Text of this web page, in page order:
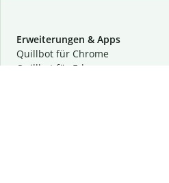
Erweiterungen & Apps
Quillbot für Chrome
Quillbot für Edge